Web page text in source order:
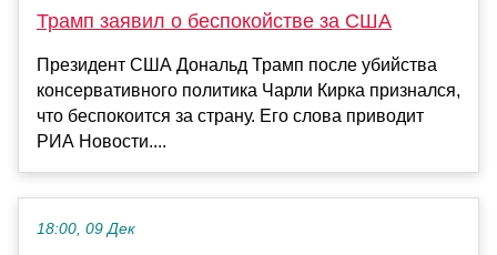
Трамп заявил о беспокойстве за США
Президент США Дональд Трамп после убийства
консервативного политика Чарли Кирка признался,
что беспокоится за страну. Его слова приводит
РИА Новости....
18:00, 09 Дек